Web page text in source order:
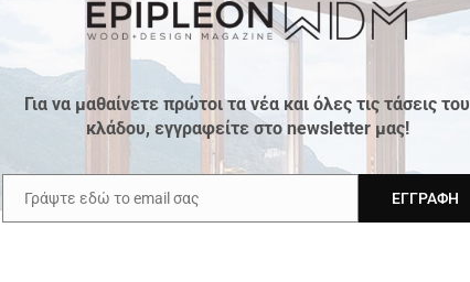
Οι καινοτομίες της Centro στην IMM Cologne!
ΔΗΜΙΟΥΡΓΟ
Για να μαθαίνετε πρώτοι τα νέα και όλες τις τάσεις του
κλάδου, εγγραφείτε στο newsletter μας!
Email
Γράψτε εδώ το email σας ΕΓΓΡΑΦΉ